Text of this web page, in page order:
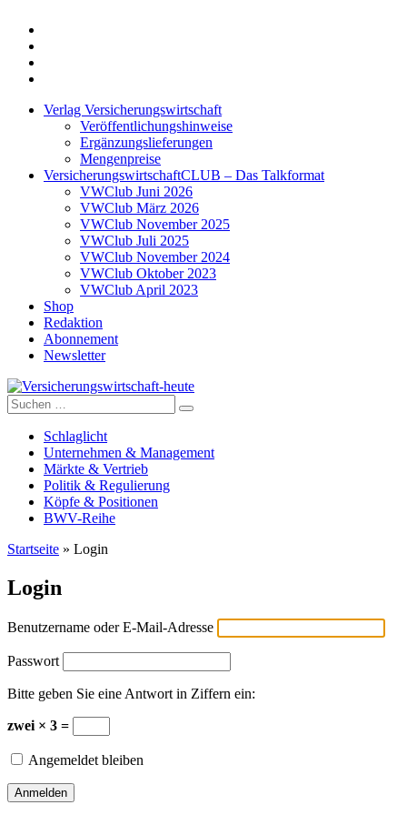
Verlag Versicherungswirtschaft
Veröffentlichungshinweise
Ergänzungslieferungen
Mengenpreise
VersicherungswirtschaftCLUB – Das Talkformat
VWClub Juni 2026
VWClub März 2026
VWClub November 2025
VWClub Juli 2025
VWClub November 2024
VWClub Oktober 2023
VWClub April 2023
Shop
Redaktion
Abonnement
Newsletter
Versicherungswirtschaft-heute
Suche
nach:
Schlaglicht
Unternehmen & Management
Märkte & Vertrieb
Politik & Regulierung
Köpfe & Positionen
BWV-Reihe
Startseite » Login
Login
Benutzername oder E-Mail-Adresse
Passwort
Bitte geben Sie eine Antwort in Ziffern ein:
zwei × 3 =
Angemeldet bleiben